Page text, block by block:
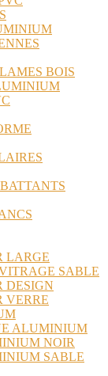
BOIS
LARGE
SABLE
DESIGN
VERRE
ALUMINIUM
NOIR
SABLE